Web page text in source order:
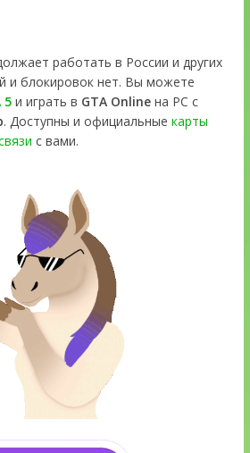
работать в России и других
и блокировок нет. Вы можете
5и играть в GTA Onlineна PC с
. Доступны и официальные карты
с вами.